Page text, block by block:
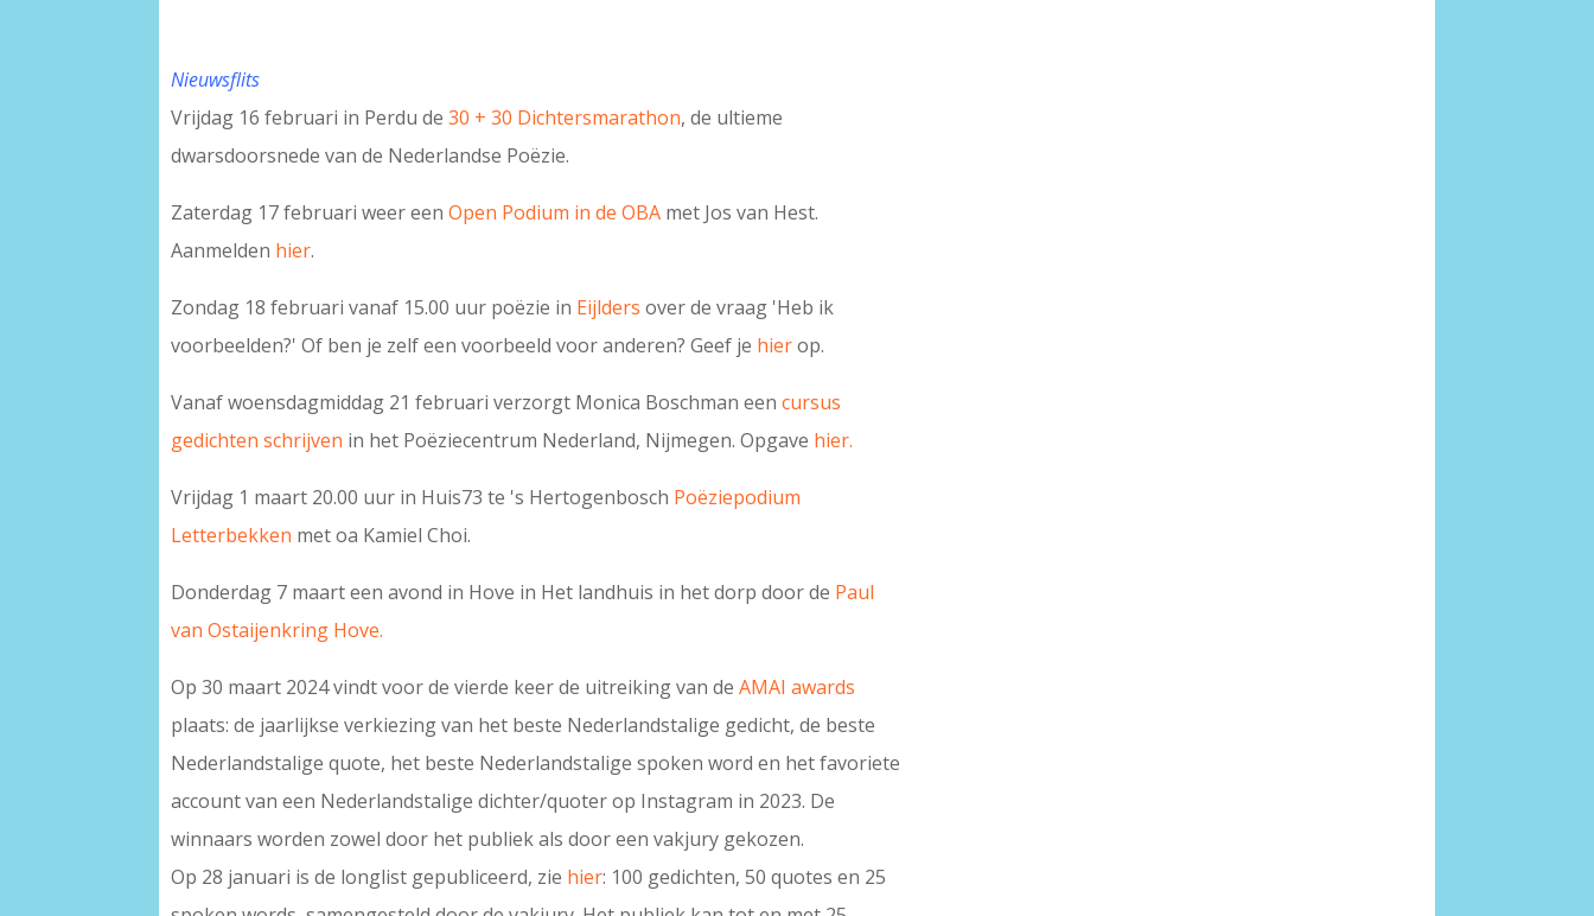
Nieuwsflits
Vrijdag 16 februari in Perdu de30 + 30 Dichtersmarathon, de ultieme
dwarsdoorsnede van de Nederlandse Poëzie.
Zaterdag 17 februari weer eenOpen Podium in de OBA met Jos van Hest.
Aanmelden hier.
Zondag 18 februari vanaf 15.00 uur poëzie in Eijlders over de vraag 'Heb ik
voorbeelden?' Of ben je zelf een voorbeeld voor anderen? Geef je hierop.
Vanaf woensdagmiddag 21 februari verzorgt Monica Boschman eencursus
gedichten schrijven in het Poëziecentrum Nederland, Nijmegen. Opgave hier.
Vrijdag 1 maart 20.00 uur in Huis73 te 's Hertogenbosch Poëziepodium
Letterbekken met oa Kamiel Choi.
Donderdag 7 maart een avond in Hove in Het landhuis in het dorp door de Paul
van Ostaijenkring Hove.
Op 30 maart 2024 vindt voor de vierde keer de uitreiking van deAMAI awards
plaats: de jaarlijkse verkiezing van het beste Nederlandstalige gedicht, de beste
Nederlandstalige quote, het beste Nederlandstalige spoken word en het favoriete
account van een Nederlandstalige dichter/quoter op Instagram in 2023. De
winnaars worden zowel door het publiek als door een vakjury gekozen.
Op 28 januari is de longlist gepubliceerd, zie hier: 100 gedichten, 50 quotes en 25